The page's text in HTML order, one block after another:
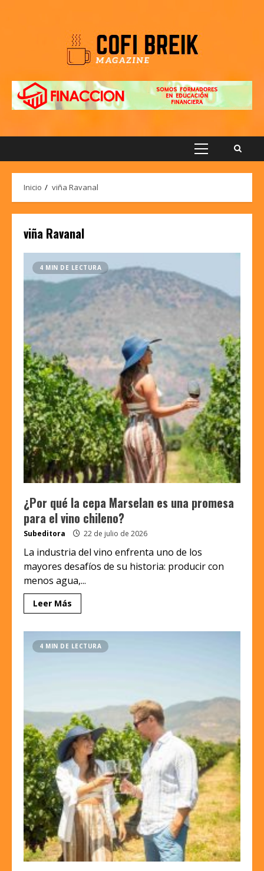
Menú
Inicio viña Ravanal
viña Ravanal
4 MIN DE LECTURA
¿Por qué la cepa Marselan es una promesa
para el vino chileno?
Subeditora 22 de julio de 2026
La industria del vino enfrenta uno de los
mayores desafíos de su historia: producir con
menos agua,...
Leer Más
4 MIN DE LECTURA